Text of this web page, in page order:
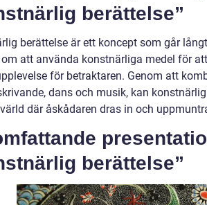
berättelse”
berättelse är ett koncept som går
att använda konstnärliga medel för
för betraktaren. Genom att
dans och musik, kan
där åskådaren dras in och
berättelse”